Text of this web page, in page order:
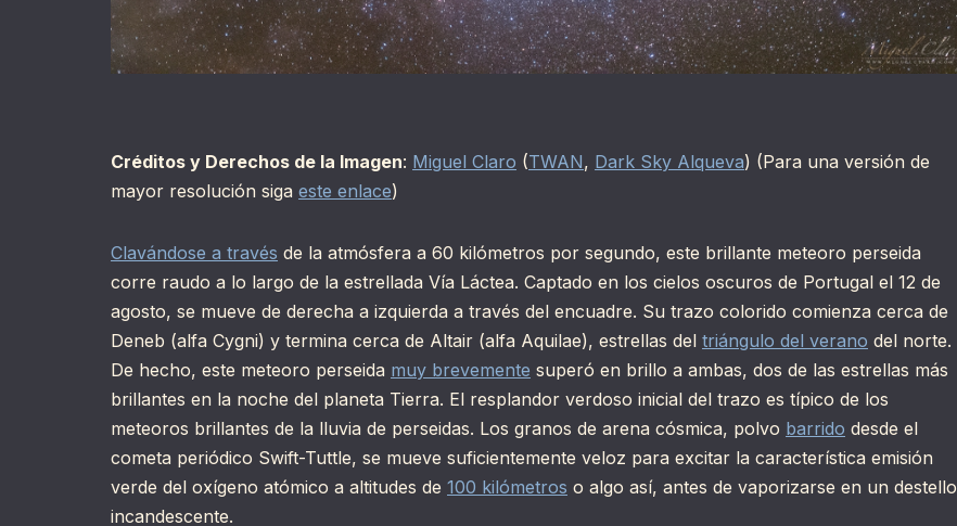
Créditos y Derechos de la Imagen: Miguel Claro (TWAN, Dark Sky Alqueva) (Para una versión de
mayor resolución siga este enlace)
Clavándose a través de la atmósfera a 60 kilómetros por segundo, este brillante meteoro perseida
corre raudo a lo largo de la estrellada Vía Láctea. Captado en los cielos oscuros de Portugal el 12 de
agosto, se mueve de derecha a izquierda a través del encuadre. Su trazo colorido comienza cerca de
Deneb (alfa Cygni) y termina cerca de Altair (alfa Aquilae), estrellas del triángulo del verano del norte.
De hecho, este meteoro perseida muy brevemente superó en brillo a ambas, dos de las estrellas más
brillantes en la noche del planeta Tierra. El resplandor verdoso inicial del trazo es típico de los
meteoros brillantes de la lluvia de perseidas. Los granos de arena cósmica, polvo barrido desde el
cometa periódico Swift-Tuttle, se mueve suficientemente veloz para excitar la característica emisión
verde del oxígeno atómico a altitudes de 100 kilómetros o algo así, antes de vaporizarse en un destello
incandescente.